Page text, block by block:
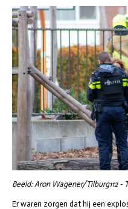
Beeld: Aron Wagener/Tilburg112 -
Er waren zorgen dat hij een